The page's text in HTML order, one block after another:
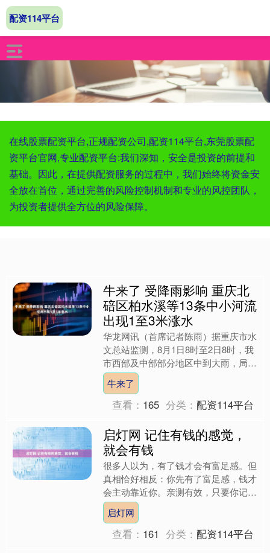
在线股票配资平台,正规配资公司,配资114平台,东莞股票配
资平台官网,专业配资平台:我们深知，安全是投资的前提和
基础。因此，在提供配资服务的过程中，我们始终将资金安
全放在首位，通过完善的风险控制机制和专业的风控团队，
为投资者提供全方位的风险保障。
配资114平台
牛来了 受降雨影响 重庆北
碚区柏水溪等13条中小河流
出现1至3米涨水
华龙网讯（首席记者陈雨）据重庆市水
文总站监测，8月1日8时至2日8时，我
市西部及中部部分地区中到大雨，局地
暴雨。荣昌、大足、潼南、江津、铜
梁、合川、九龙坡、北碚....
牛来了
查看： 165 分类：配资114平台
启灯网 记住有钱的感觉，
就会有钱
很多人以为，有了钱才会有富足感。但
真相恰好相反：你先有了富足感，钱才
会主动靠近你。亲测有效，只要你记住
有钱的感觉，并刻意让自己沉浸在这种
状态中，你的机会判断、决....
启灯网
查看： 161 分类：配资114平台